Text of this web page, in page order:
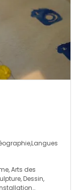
Arts des
Dessin,